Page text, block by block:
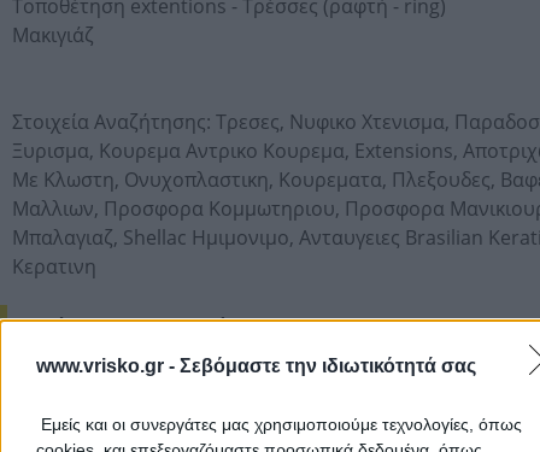
www.vrisko.gr - Σεβόμαστε την ιδιωτικότητά σας
Εμείς και οι συνεργάτες μας χρησιμοποιούμε τεχνολογίες, όπως
Τοποθέτηση extentions - Τρέσσες (ραφτή - ring)
Μακιγιάζ
Στοιχεία Αναζήτησης: Τρεσες, Νυφικο Χτενισμα,
Ξυρισμα, Κουρεμα Αντρικο Κουρεμα, Extensions,
Με Κλωστη, Ονυχοπλαστικη, Κουρεματα, Πλεξουδες,
Μαλλιων, Προσφορα Κομμωτηριου, Προσφορα
Μπαλαγιαζ, Shellac Ημιμονιμο, Ανταυγειες Brasilian
Κερατινη
Ωράριο Λειτουργίας
Δευτέρα και Τετάρτη από 13:00 έως 21:00
Σάββατο από 09:00 έως 19:00.